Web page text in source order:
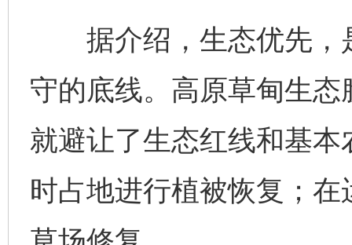
据介绍，生态优先，
守的底线。高原草甸生
就避让了生态红线和基
时占地进行植被恢复；